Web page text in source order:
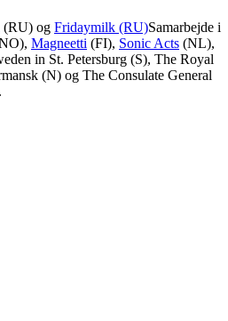
(RU) og Fridaymilk (RU)Samarbejde i
Magneetti (FI), Sonic Acts (NL),
in St. Petersburg (S), The Royal
(N) og The Consulate General